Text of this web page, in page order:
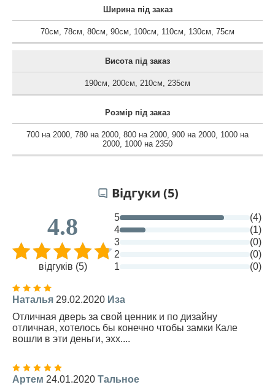
Ширина під заказ
70см 78см 80см 90см 100см 110см 130см 75см
Висота під заказ
190см 200см 210см 235см
Розмір під заказ
700 на 2000 780 на 2000 800 на 2000 900 на 2000 1000 на
2000 1000 на 2350
Відгуки (5)
4.8
відгуків (5)
5
(4)
4
(1)
3
(0)
2
(0)
1
(0)
Наталья 29.02.2020 Иза
Отличная дверь за свой ценник и по дизайну
отличная, хотелось бы конечно чтобы замки Кале
вошли в эти деньги, эхх....
Артем 24.01.2020 Тальное